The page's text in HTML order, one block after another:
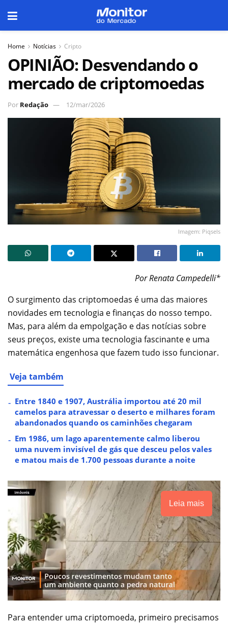
Home Notícias Cripto
OPINIÃO: Desvendando o
mercado de criptomoedas
Por Redação 12/mar/2026
Imagem: Piqsels
Por Renata Campedelli*
O surgimento das criptomoedas é uma das maiores
novidades em tecnologia e finanças do nosso tempo.
Mas, para além da empolgação e das notícias sobre
seus preços, existe uma tecnologia fascinante e uma
matemática engenhosa que fazem tudo isso funcionar.
Veja também
Entre 1840 e 1907, Austrália importou até 20 mil
camelos para atravessar o deserto e milhares foram
abandonados quando os caminhões chegaram
Em 1986, um lago aparentemente calmo liberou
uma nuvem invisível de gás que desceu pelos vales
e matou mais de 1.700 pessoas durante a noite
Leia mais
Para entender uma criptomoeda, primeiro precisamos